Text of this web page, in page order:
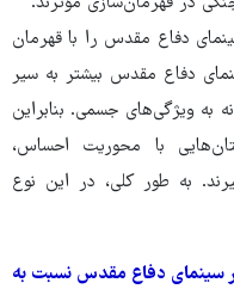
دفاع مقدس را با قهرمان
دفاع مقدس بیشتر به سیر
ویژگی‌های جسمی. بنابراین
با محوریت احساس،
به‌ طور کلی، در این نوع
سینمای دفاع مقدس نسبت به